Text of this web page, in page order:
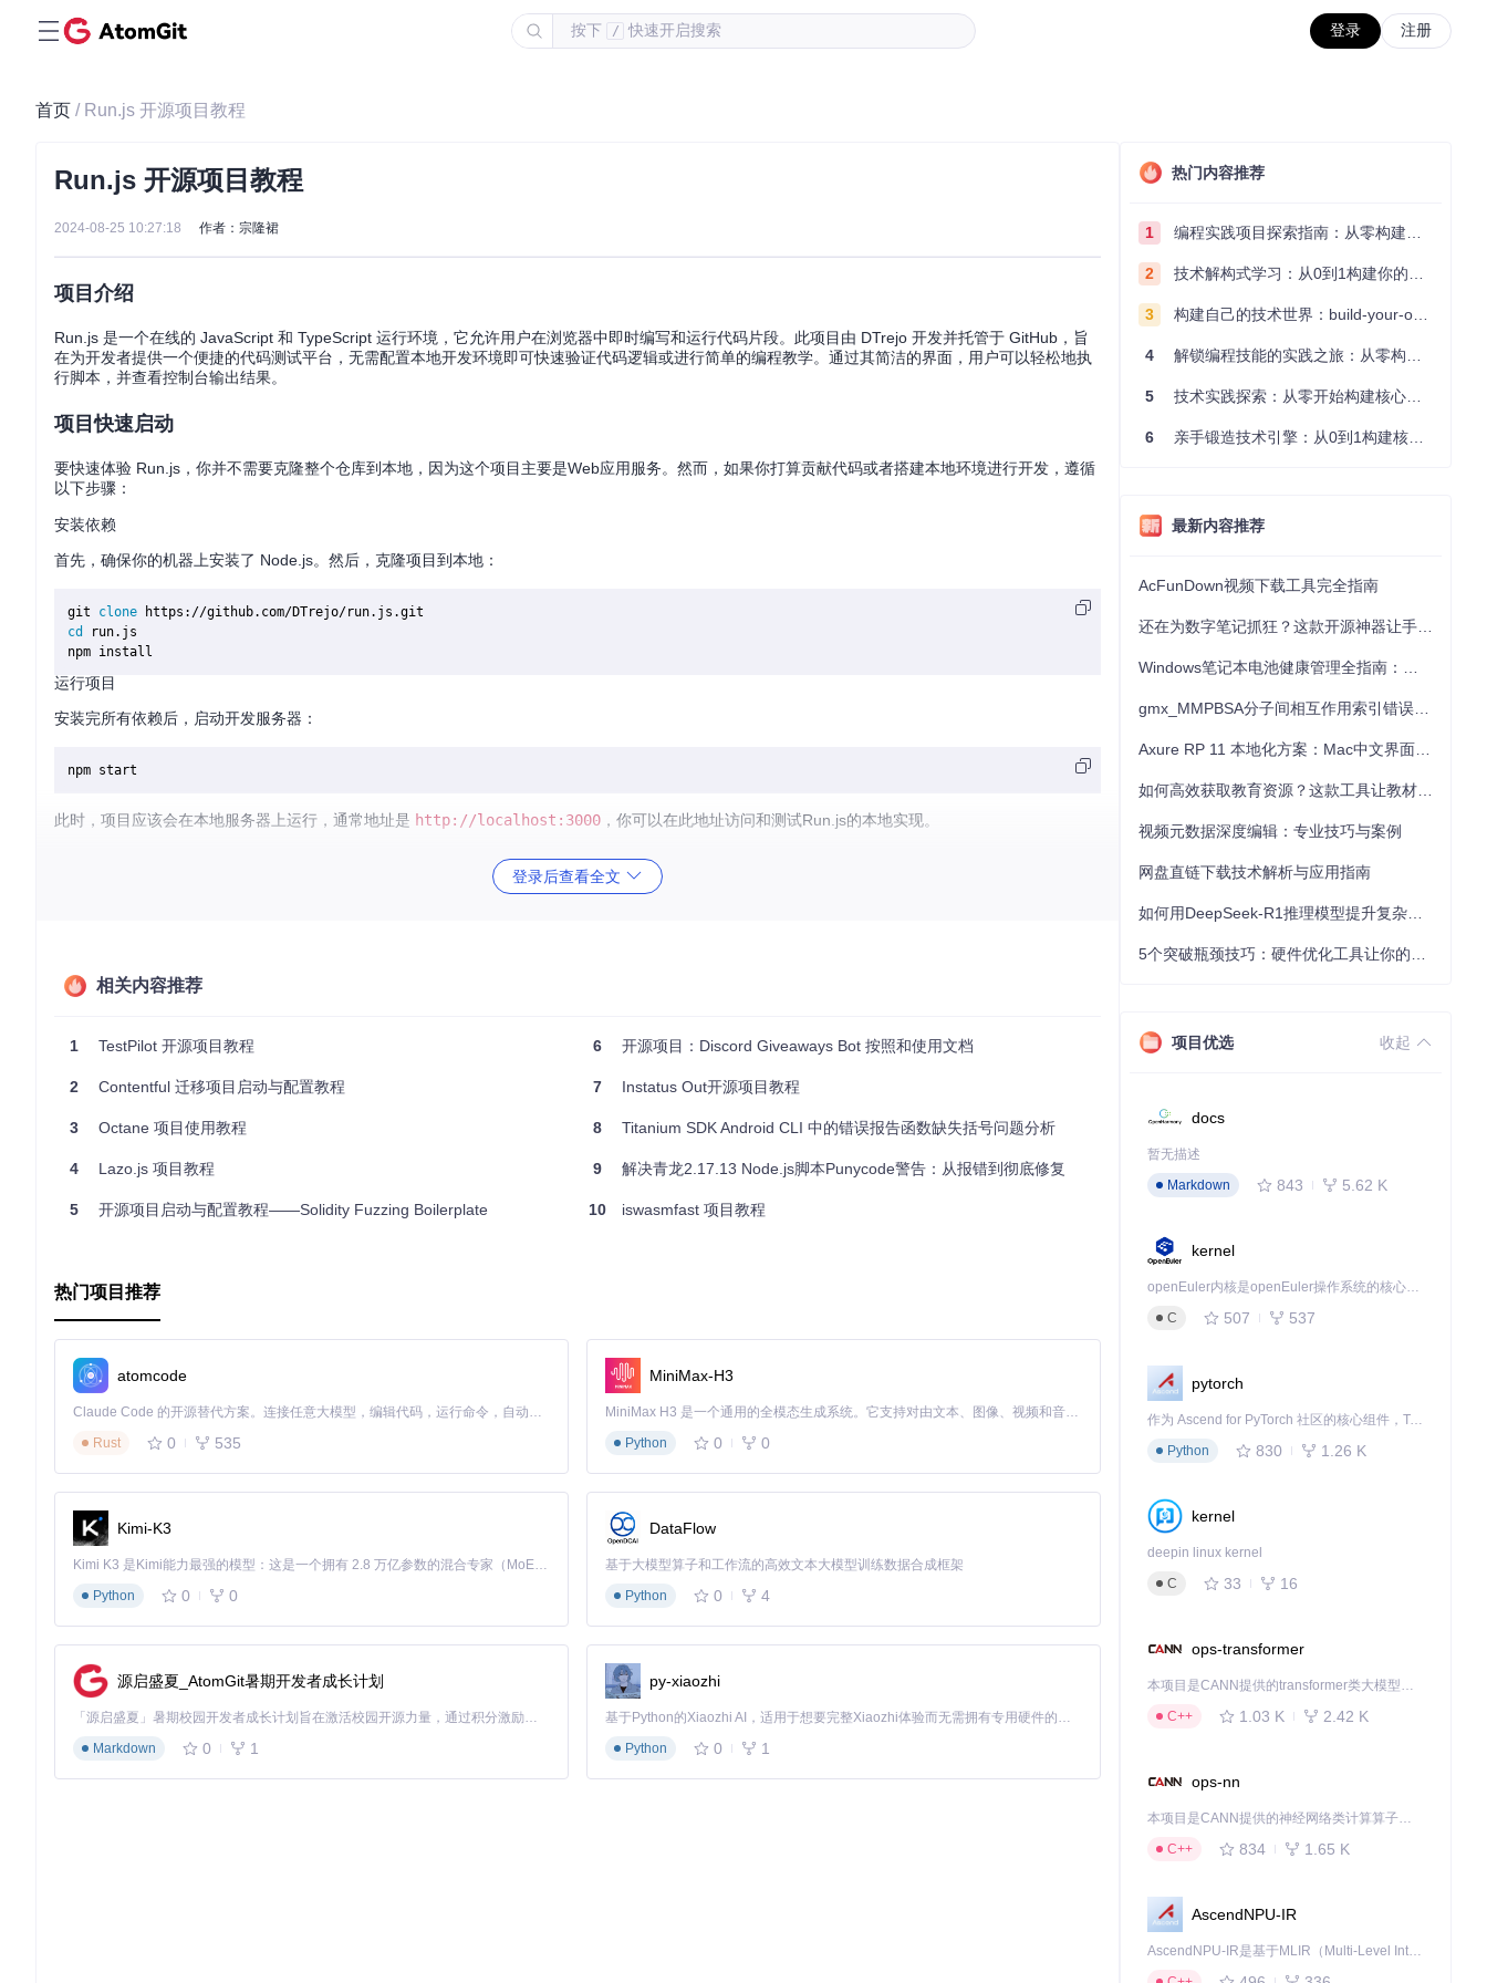
按下 / 快速开启搜索 登录 注册
首页 / Run.js 开源项目教程
Run.js 开源项目教程
2024-08-25 10:27:18 作者：宗隆裙
项目介绍
Run.js 是一个在线的 JavaScript 和 TypeScript 运行环境，它允许用户在浏览器中即时编写和运行代码片段。此项目由 DTrejo 开发并托管于 GitHub，旨
在为开发者提供一个便捷的代码测试平台，无需配置本地开发环境即可快速验证代码逻辑或进行简单的编程教学。通过其简洁的界面，用户可以轻松地执
行脚本，并查看控制台输出结果。
项目快速启动
要快速体验 Run.js，你并不需要克隆整个仓库到本地，因为这个项目主要是Web应用服务。然而，如果你打算贡献代码或者搭建本地环境进行开发，遵循
以下步骤：
安装依赖
首先，确保你的机器上安装了 Node.js。然后，克隆项目到本地：
git clone
cd
run.js
运行项目
安装完所有依赖后，启动开发服务器：
此时，项目应该会在本地服务器上运行，通常地址是 http://localhost:3000 ，你可以在此地址访问和测试Run.js的本地实现。
面试题演练
：准备技术面试时，快速测试算法和数据结构的实现。
在线教育：作为教学工具，在线课程中嵌入实时编码练习。
最佳实践：
使用注释清晰说明代码目的。
利用控制台输出来验证代码逻辑。
对于复杂的逻辑，分解成小函数以提高可读性。
以上就是关于Run.js开源项目的简要教程和概述，希望对你了解和使用该项目有所帮助。
登录后查看全文
相关内容推荐
1 TestPilot 开源项目教程
2 Contentful 迁移项目启动与配置教程
3 Octane 项目使用教程
4 Lazo.js 项目教程
5 开源项目启动与配置教程——Solidity Fuzzing Boilerplate
6 开源项目：Discord Giveaways Bot 按照和使用文档
7 Instatus Out开源项目教程
8 Titanium SDK Android CLI 中的错误报告函数缺失括号问题分析
9 解决青龙2.17.13 Node.js脚本Punycode警告：从报错到彻底修复
10 iswasmfast 项目教程
热门项目推荐
atomcode
Claude Code 的开源替代方案。连接任意大模型，编辑代码，运行命令，自动验证 — 全自动执行。用 Rust 构建，极致性能。 ｜ An open-source alternative to Claude Code. Connect any LLM, edit code, run commands, and verify changes — autonomously. Built in Rust for speed. Get Started
Rust
0 535
MiniMax-H3
MiniMax H3 是一个通用的全模态生成系统。它支持对由文本、图像、视频和音频组成的多模态上下文进行统一理解，并能生成分辨率高达 2K、时长可达 15 秒的带原生立体声音频的视频。得益于面向任务泛化的系统设计，H3 在预训练阶段就已具备广泛的多模态上下文理解与生成能力，能够出色地执行复杂的多模态指令。
Python
0 0
Kimi-K3
Kimi K3 是Kimi能力最强的模型：这是一个拥有 2.8 万亿参数的混合专家（MoE）模型，具备原生视觉理解能力，并支持 100 万 token 的上下文窗口。
Python
0 0
DataFlow
基于大模型算子和工作流的高效文本大模型训练数据合成框架
Python
0 4
源启盛夏_AtomGit暑期开发者成长计划
「源启盛夏」暑期校园开发者成长计划旨在激活校园开源力量，通过积分激励、认证扶持、资源倾斜等形式，引导高校组织和开发者完成「入驻 — 建项目 — 做贡献 — 获认证 — 得资源」的完整闭环。无论你是想带领社团入驻平台的组织者，还是希望用代码贡献证明自己的开发者，都能在这里找到属于你的成长路径。
Markdown
0 1
py-xiaozhi
基于Python的Xiaozhi AI，适用于想要完整Xiaozhi体验而无需拥有专用硬件的用户。
Python
0 1
热门内容推荐
1 编程实践项目探索指南：从零构建技术能力体系
2 技术解构式学习：从0到1构建你的编程知识体系
3 构建自己的技术世界：build-your-own-x项目的实践探索指南
4 解锁编程技能的实践之旅：从零构建你的技术世界
5 技术实践探索：从零开始构建核心系统的实践指南
6 亲手锻造技术引擎：从0到1构建核心系统的实践指南
最新内容推荐
AcFunDown视频下载工具完全指南
视频元数据深度编辑：专业技巧与案例
网盘直链下载技术解析与应用指南
项目优选 收起
docs
暂无描述
Markdown
843 5.62 K
kernel
openEuler内核是openEuler操作系统的核心，既是系统性能与稳定性的基石，也是连接处理器、设备与服务的桥梁。
C
507 537
pytorch
作为 Ascend for PyTorch 社区的核心组件，TorchNPU 是昇腾专为 PyTorch 打造的深度学习适配插件，使 PyTorch 框架能够直接调用昇腾 NPU，为开发者提供昇腾 AI 处理器的超强算力。
Python
830 1.26 K
kernel
deepin linux kernel
C
33 16
ops-transformer
本项目是CANN提供的transformer类大模型算子库，实现网络在NPU上加速计算。
C++
1.03 K 2.42 K
ops-nn
本项目是CANN提供的神经网络类计算算子库，实现网络在NPU上加速计算。
C++
834 1.65 K
AscendNPU-IR
AscendNPU-IR是基于MLIR（Multi-Level Intermediate Representation）构建的，面向昇腾亲和算子编译时使用的中间表示，提供昇腾完备表达能力，通过编译优化提升昇腾AI处理器计算效率，支持通过生态框架使能昇腾AI处理器与深度调优